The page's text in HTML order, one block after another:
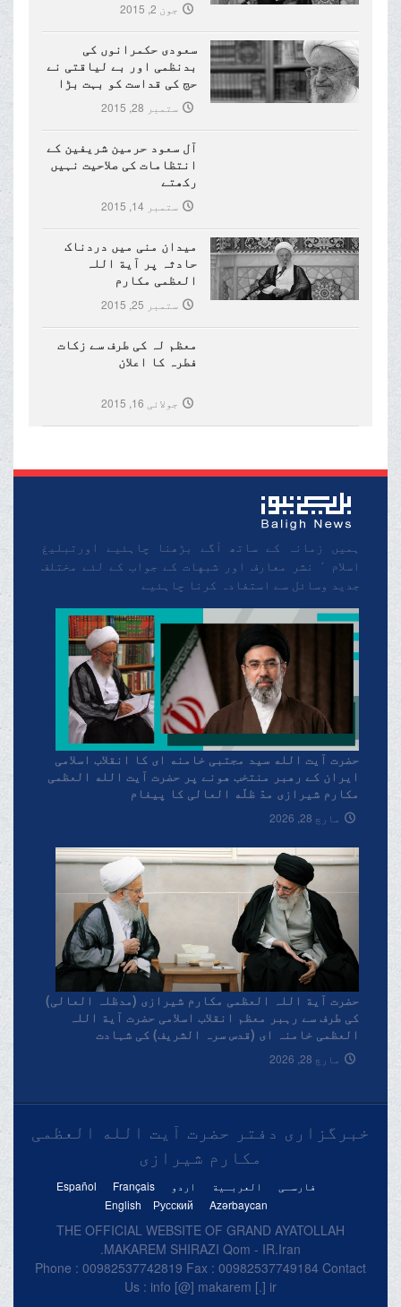
جون 2, 2015
سعودی حکمرانوں کی
بدنظمی اور بے لیاقتی نے
حج کی قداست کو بہت بڑا
نقصان پہنچایا ہے
ستمبر 28, 2015
آل سعود حرمین شریفین کے
انتظامات کی صلاحیت نہیں
رکھتے
ستمبر 14, 2015
میدان منی میں دردناک
حادثہ پر آیة اللہ
العظمی مکارم
شیرازی(مدظلہ)کا تعزیتی
پیغام
ستمبر 25, 2015
معظم لہ کی طرف سے زکات
فطرہ کا اعلان
جولائی 16, 2015
ہمیں زمانہ کے ساتھ آگے بڑھنا چاہئیے اورتبلیغ
اسلام ٬ نشر معارف اور شبهات کے جواب کے لئے مختلف
جدید وسائل سے استفادہ کرنا چاہئیے
حضرت آیت الله سید مجتبی خامنه ای کا انقلاب اسلامی
ایران کے رهبر منتخب هونے پر حضرت آیت الله العظمی
مکارم شیرازی مدّ ظلّه العالی کا پیغام
مارچ 28, 2026
حضرت آیة اللہ العظمی مکارم شیرازی (مدظلہ العالی)
کی طرف سے رہبر معظم انقلاب اسلامی حضرت آیة اللہ
العظمی خامنہ ای (قدس سرہ الشریف) کی شہادت
پرتعزیتی پیغام۔
مارچ 28, 2026
خبرگزاری دفتر حضرت آیت الله العظمی
مکارم شیرازی
فارسـی العربـیة اردو Français
Español
Azərbaycan
Русский
English
THE OFFICIAL WEBSITE OF GRAND AYATOLLAH
MAKAREM SHIRAZI Qom - IR.Iran.
Phone : 00982537742819 Fax : 00982537749184 Contact
Us : info [@] makarem [.] ir